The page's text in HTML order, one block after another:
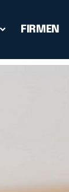
FIRMEN